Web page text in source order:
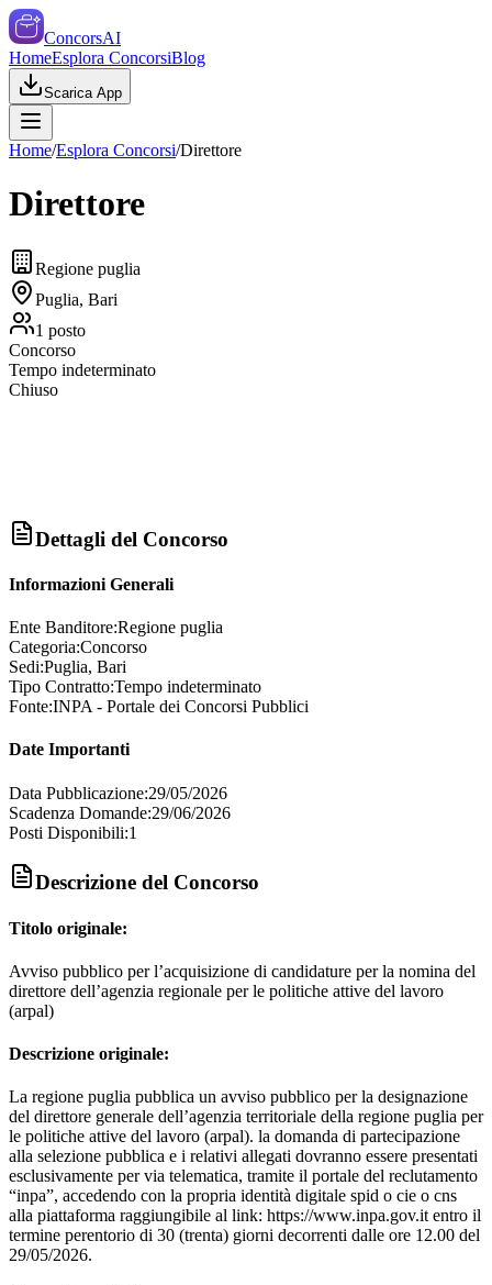
ConcorsAI
HomeEsplora ConcorsiBlog
Scarica App
Home/Esplora Concorsi/Direttore
Direttore
Regione puglia
Puglia, Bari
1 posto
Concorso
Tempo indeterminato
Chiuso
Dettagli del Concorso
Informazioni Generali
Ente Banditore:Regione puglia
Categoria:Concorso
Sedi:Puglia, Bari
Tipo Contratto:Tempo indeterminato
Fonte:INPA - Portale dei Concorsi Pubblici
Date Importanti
Data Pubblicazione:29/05/2026
Scadenza Domande:29/06/2026
Posti Disponibili:1
Descrizione del Concorso
Titolo originale:
Avviso pubblico per l’acquisizione di candidature per la nomina del
direttore dell’agenzia regionale per le politiche attive del lavoro
(arpal)
Descrizione originale:
La regione puglia pubblica un avviso pubblico per la designazione
del direttore generale dell’agenzia territoriale della regione puglia per
le politiche attive del lavoro (arpal). la domanda di partecipazione
alla selezione pubblica e i relativi allegati dovranno essere presentati
esclusivamente per via telematica, tramite il portale del reclutamento
“inpa”, accedendo con la propria identità digitale spid o cie o cns
alla piattaforma raggiungibile al link: https://www.inpa.gov.it entro il
termine perentorio di 30 (trenta) giorni decorrenti dalle ore 12.00 del
29/05/2026.